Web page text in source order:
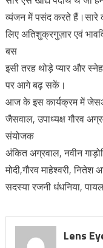
व्यंजन में पसंद करते
लिए अतिशुक्रगुज़ार एवं
बस
इसी तरह थोड़े प्यार और
पर आगे बढ़ सकें।
आज के इस कार्यक्रम में
जैसवाल, उपाध्यक्ष गौरव
संयोजक
अंकित अग्रवाल, नवीन
मोदी,गौरव माहेश्वरी,
सदस्या रजनी धंधनिया,
Lens